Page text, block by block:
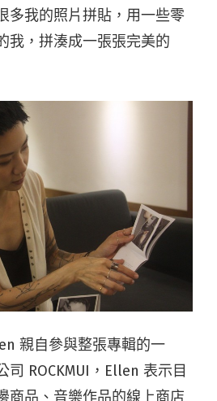
多我的照片拼貼，用一些零
我，拼湊成一張張完美的
親自參與整張專輯的一
司 ROCKMUI，Ellen 表示目
商品、音樂作品的線上商店